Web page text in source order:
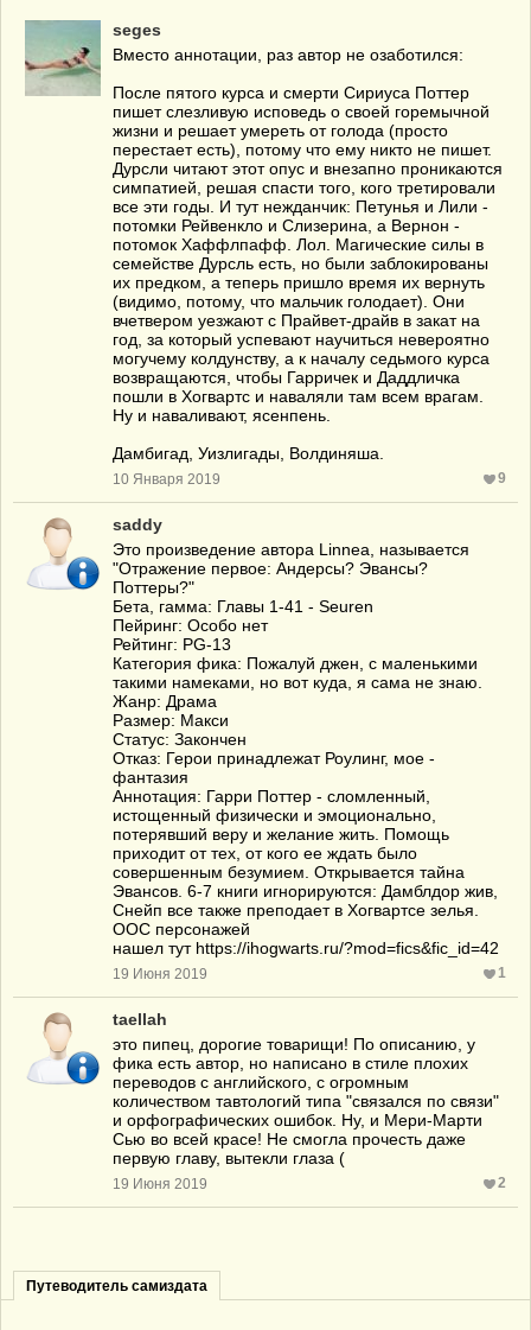
seges
Вместо аннотации, раз автор не озаботился:
После пятого курса и смерти Сириуса Поттер
пишет слезливую исповедь о своей горемычной
жизни и решает умереть от голода (просто
перестает есть), потому что ему никто не пишет.
Дурсли читают этот опус и внезапно проникаются
симпатией, решая спасти того, кого третировали
все эти годы. И тут нежданчик: Петунья и Лили -
потомки Рейвенкло и Слизерина, а Вернон -
потомок Хаффлпафф. Лол. Магические силы в
семействе Дурсль есть, но были заблокированы
их предком, а теперь пришло время их вернуть
(видимо, потому, что мальчик голодает). Они
вчетвером уезжают с Прайвет-драйв в закат на
год, за который успевают научиться невероятно
могучему колдунству, а к началу седьмого курса
возвращаются, чтобы Гарричек и Даддличка
пошли в Хогвартс и наваляли там всем врагам.
Ну и наваливают, ясенпень.
Дамбигад, Уизлигады, Волдиняша.
10 Января 2019 9
saddy
Это произведение автора Linnea, называется
"Отражение первое: Андерсы? Эвансы?
Поттеры?"
Бета, гамма: Главы 1-41 - Seuren
Пейринг: Особо нет
Рейтинг: PG-13
Категория фика: Пожалуй джен, с маленькими
такими намеками, но вот куда, я сама не знаю.
Жанр: Драма
Размер: Макси
Статус: Закончен
Отказ: Герои принадлежат Роулинг, мое -
фантазия
Аннотация: Гарри Поттер - сломленный,
истощенный физически и эмоционально,
потерявший веру и желание жить. Помощь
приходит от тех, от кого ее ждать было
совершенным безумием. Открывается тайна
Эвансов. 6-7 книги игнорируются: Дамблдор жив,
Снейп все также преподает в Хогвартсе зелья.
ООС персонажей
нашел тут https://ihogwarts.ru/?mod=fics&fic_id=42
19 Июня 2019 1
taellah
это пипец, дорогие товарищи! По описанию, у
фика есть автор, но написано в стиле плохих
переводов с английского, с огромным
количеством тавтологий типа "связался по связи"
и орфографических ошибок. Ну, и Мери-Марти
Сью во всей красе! Не смогла прочесть даже
первую главу, вытекли глаза (
19 Июня 2019 2
Путеводитель самиздата